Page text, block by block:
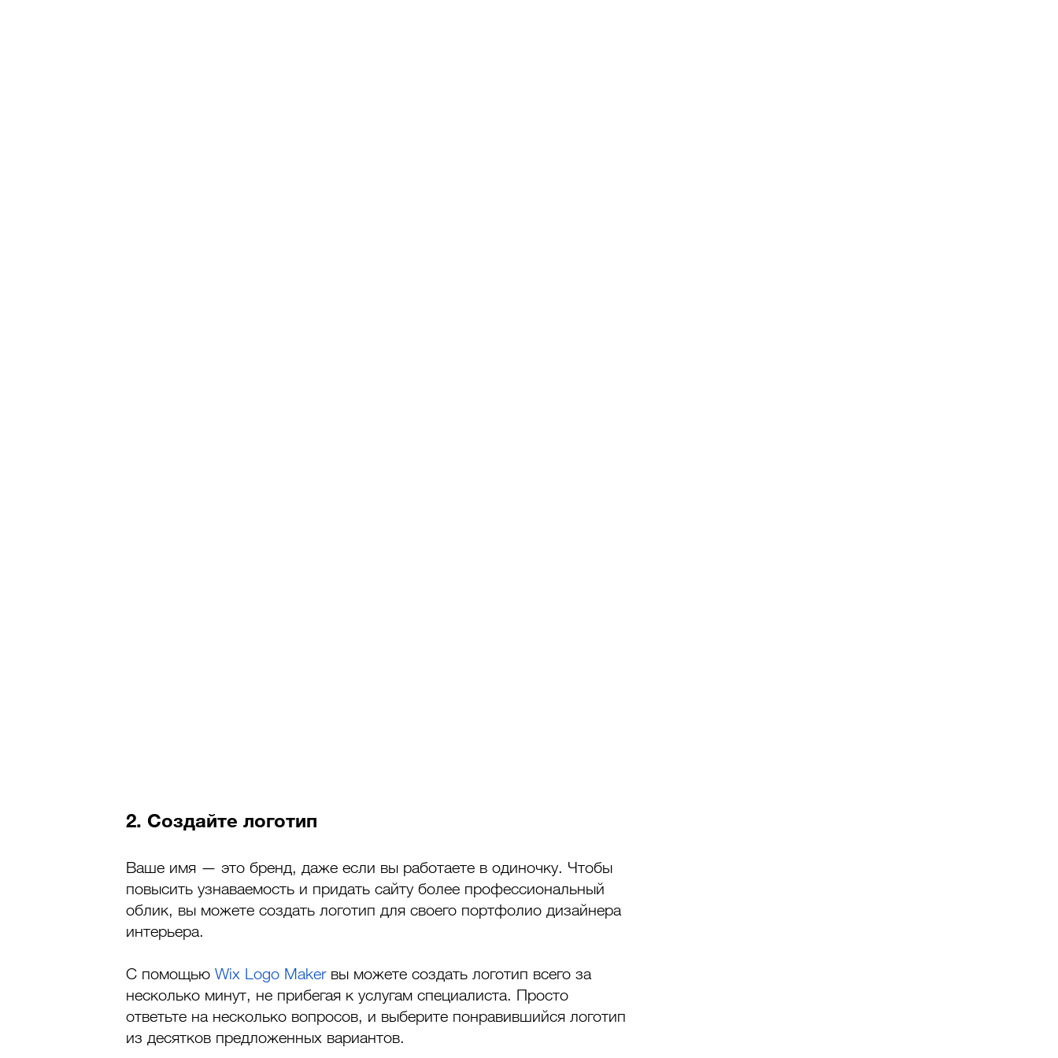
2. Создайте логотип
Ваше имя — это бренд, даже если вы работаете в одиночку. Чтобы
повысить узнаваемость и придать сайту более профессиональный
облик, вы можете создать логотип для своего портфолио дизайнера
интерьера.
С помощью Wix Logo Maker вы можете создать логотип всего за
несколько минут, не прибегая к услугам специалиста. Просто
ответьте на несколько вопросов, и выберите понравившийся логотип
из десятков предложенных вариантов.